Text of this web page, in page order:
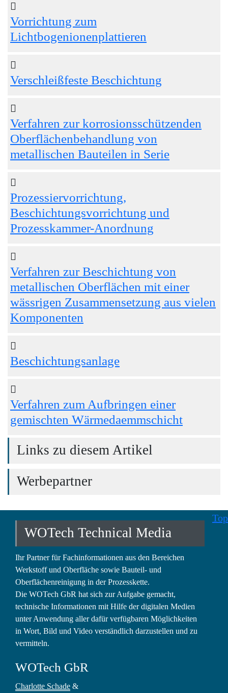
Vorrichtung zum
Lichtbogenionenplattieren
Verschleißfeste Beschichtung
Verfahren zur korrosionsschützenden
Oberflächenbehandlung von
metallischen Bauteilen in Serie
Prozessiervorrichtung,
Beschichtungsvorrichtung und
Prozesskammer-Anordnung
Verfahren zur Beschichtung von
metallischen Oberflächen mit einer
wässrigen Zusammensetzung aus vielen
Komponenten
Beschichtungsanlage
Verfahren zum Aufbringen einer
gemischten Wärmedaemmschicht
Links zu diesem Artikel
Werbepartner
Top
WOTech Technical Media
Ihr Partner für Fachinformationen aus den Bereichen
Werkstoff und Oberfläche sowie Bauteil- und
Oberflächenreinigung in der Prozesskette.
Die WOTech GbR hat sich zur Aufgabe gemacht,
technische Informationen mit Hilfe der digitalen Medien
unter Anwendung aller dafür verfügbaren Möglichkeiten
in Wort, Bild und Video verständlich darzustellen und zu
vermitteln.
WOTech GbR
Charlotte Schade &